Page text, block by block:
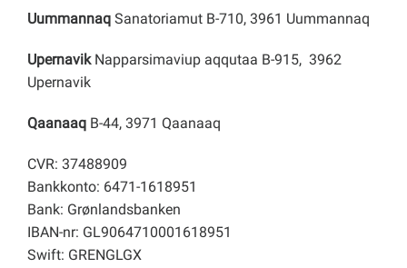
Uummannaq Sanatoriamut B-710, 3961 Uummannaq
Upernavik Napparsimaviup aqqutaa B-915, 3962
Upernavik
Qaanaaq B-44, 3971 Qaanaaq
CVR: 37488909
Bankkonto: 6471-1618951
Bank: Grønlandsbanken
IBAN-nr: GL9064710001618951
Swift: GRENGLGX